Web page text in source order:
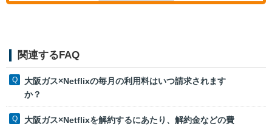
関連するFAQ
大阪ガス×Netflixの毎月の利用料はいつ請求されます
か？
大阪ガス×Netflixを解約するにあたり、解約金などの費